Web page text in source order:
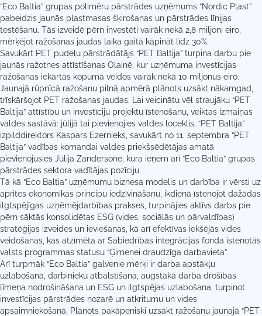
“Eco Baltia” grupas polimēru pārstrādes uzņēmums “Nordic Plast”
pabeidzis jaunās plastmasas šķirošanas un pārstrādes līnijas
testēšanu. Tās izveidē pērn investēti vairāk nekā 2,8 miljoni eiro,
mērķējot ražošanas jaudas laika gaitā kāpināt līdz 30%.
Savukārt PET pudeļu pārstrādātājs “PET Baltija” turpina darbu pie
jaunās ražotnes attīstīšanas Olainē, kur uzņēmuma investīcijas
ražošanas iekārtās kopumā veidos vairāk nekā 10 miljonus eiro.
Jaunajā rūpnīcā ražošanu pilnā apmērā plānots uzsākt nākamgad,
trīskāršojot PET ražošanas jaudas. Lai veicinātu vēl straujāku “PET
Baltija” attīstību un investīciju projektu īstenošanu, veiktas izmaiņas
valdes sastāvā: jūlijā tai pievienojies valdes loceklis, “PET Baltija”
izpilddirektors Kaspars Ezernieks, savukārt no 11. septembra “PET
Baltija” vadības komandai valdes priekšsēdētājas amatā
pievienojusies Jūlija Zandersone, kura ieņem arī “Eco Baltia” grupas
pārstrādes sektora vadītājas pozīciju.
Tā kā “Eco Baltia” uzņēmumu biznesa modelis un darbība ir vērsti uz
aprites ekonomikas principu iedzīvināšanu, ikdienā īstenojot dažādas
ilgtspējīgas uzņēmējdarbības prakses, turpinājies aktīvs darbs pie
pērn sāktās konsolidētas ESG (vides, sociālās un pārvaldības)
stratēģijas izveides un ieviešanas, kā arī efektīvas iekšējās vides
veidošanas, kas atzīmēta ar Sabiedrības integrācijas fonda īstenotās
valsts programmas statusu “Ģimenei draudzīga darbavieta”.
Arī turpmāk “Eco Baltia” galvenie mērķi ir darba apstākļu
uzlabošana, darbinieku atbalstīšana, augstākā darba drošības
līmeņa nodrošināšana un ESG un ilgtspējas uzlabošana, turpinot
investīcijas pārstrādes nozarē un atkritumu un vides
apsaimniekošanā. Plānots pakāpeniski uzsākt ražošanu jaunajā “PET